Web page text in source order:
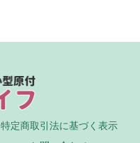
特定商取引法に基づく表示